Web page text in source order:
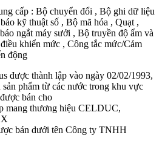
cấp : Bộ chuyển đổi , Bộ ghi dữ liệu
kỹ thuật số , Bộ mã hóa , Quạt ,
ngắt máy sưởi , Bộ truyền độ ẩm và
khiển mức , Công tắc mức/Cảm
động
được thành lập vào ngày 02/02/1993,
phẩm từ các nước trong khu vực
bán cho
mang thương hiệu CELDUC,
bán dưới tên Công ty TNHH